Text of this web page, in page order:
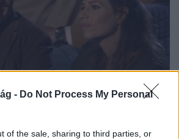
- Do Not Process My Personal
of the sale, sharing to third parties, or